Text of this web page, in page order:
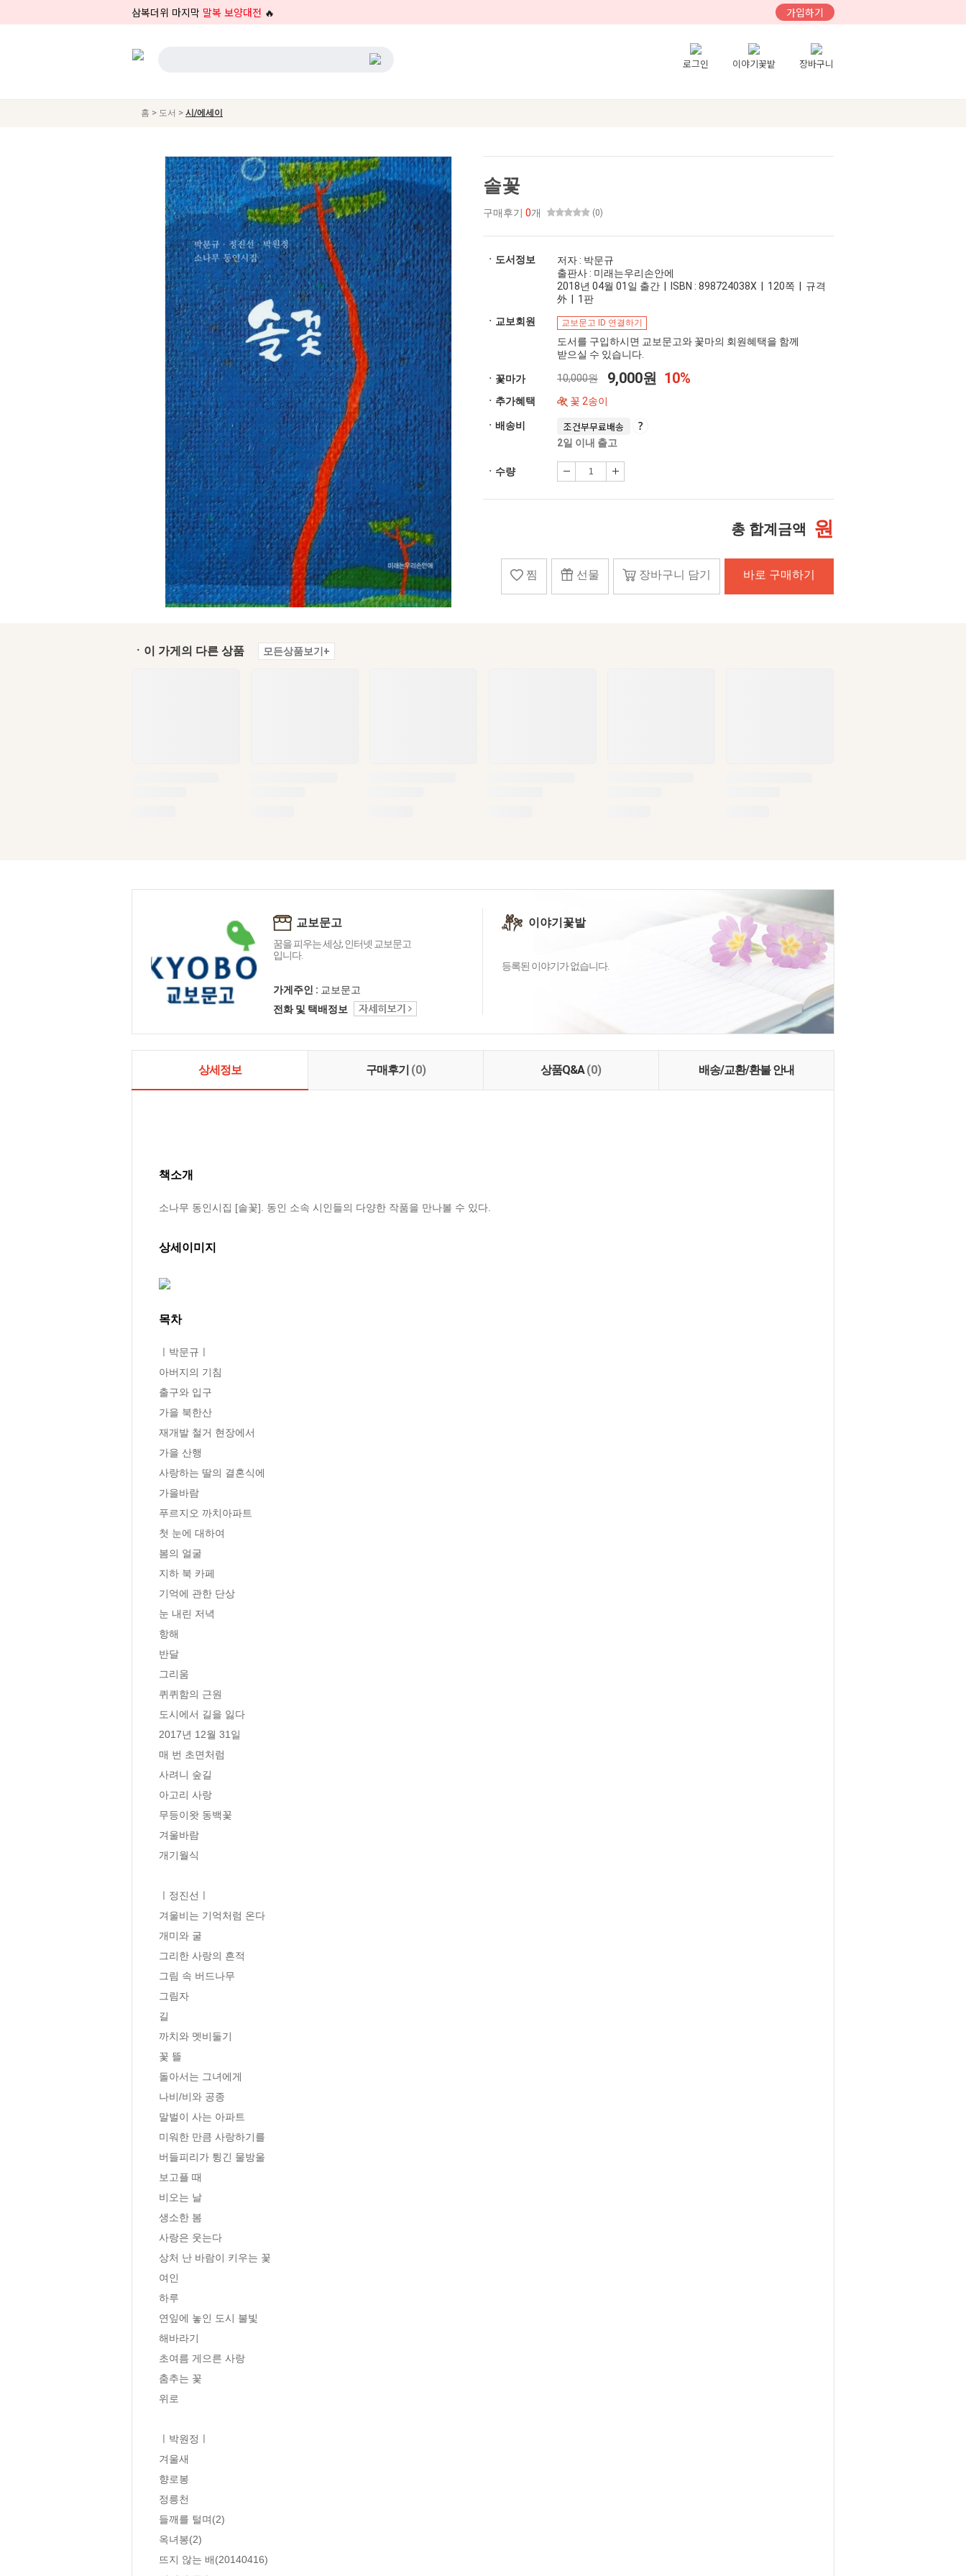
삼복더위 마지막 말복 보양대전 🔥 가입하기
로그인 이야기꽃밭 장바구니
홈 > 도서 > 시/에세이
솔꽃
구매후기 0개 (0)
ㆍ도서정보
저자 : 박문규
출판사 : 미래는우리손안에
2018년 04월 01일 출간 | ISBN : 898724038X | 120쪽 | 규격
外 | 1판
ㆍ교보회원
교보문고 ID 연결하기
도서를 구입하시면 교보문고와 꽃마의 회원혜택을 함께
받으실 수 있습니다.
ㆍ꽃마가 10,000원 9,000원 10%
ㆍ추가혜택 꽃 2송이
ㆍ배송비 조건부무료배송
2일 이내 출고
ㆍ수량
총 합계금액 원
찜 선물 장바구니 담기 바로 구매하기
ㆍ이 가게의 다른 상품 모든상품보기+
교보문고
꿈을 피우는 세상, 인터넷 교보문고
입니다.
가게주인 : 교보문고
전화 및 택배정보
이야기꽃밭
등록된 이야기가 없습니다.
상세정보 구매후기 (0) 상품Q&A(0) 배송/교환/환불 안내
책소개
소나무 동인시집 [솔꽃]. 동인 소속 시인들의 다양한 작품을 만나볼 수 있다.
상세이미지
목차
ㅣ박문규ㅣ
아버지의 기침
출구와 입구
가을 북한산
재개발 철거 현장에서
가을 산행
사랑하는 딸의 결혼식에
가을바람
푸르지오 까치아파트
첫 눈에 대하여
봄의 얼굴
지하 북 카페
기억에 관한 단상
눈 내린 저녁
항해
반달
그리움
퀴퀴함의 근원
도시에서 길을 잃다
2017년 12월 31일
매 번 초면처럼
사려니 숲길
아고리 사랑
무등이왓 동백꽃
겨울바람
개기월식
ㅣ정진선ㅣ
겨울비는 기억처럼 온다
개미와 굴
그리한 사랑의 흔적
그림 속 버드나무
그림자
길
까치와 멧비둘기
꽃 뜰
돌아서는 그녀에게
나비/비와 공종
말벌이 사는 아파트
미워한 만큼 사랑하기를
버들피리가 튕긴 물방울
보고플 때
비오는 날
생소한 봄
사랑은 웃는다
상처 난 바람이 키우는 꽃
여인
하루
연잎에 놓인 도시 불빛
해바라기
초여름 게으른 사랑
춤추는 꽃
위로
ㅣ박원정ㅣ
겨울새
향로봉
정릉천
들깨를 털며(2)
옥녀봉(2)
뜨지 않는 배(20140416)